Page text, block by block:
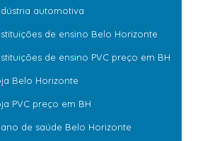
automotiva
de ensino Belo Horizonte
de ensino PVC preço em BH
Belo Horizonte
PVC preço em BH
de saúde Belo Horizonte